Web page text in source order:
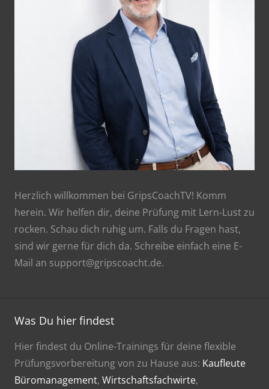
Herzlich willkommen bei GripsCoachTV! Komm
herein. Wir helfen dir, deine Prüfung mit Lern-Lust zu
rocken. Schau dich ruhig um. Falls du Fragen hast,
sind wir gerne für dich da. Schreibe einfach eine E-
Mail an support@gripscoacht.de.
Was Du hier findest
Hier findest du Online-Trainings für deine flexible
Prüfungsvorbereitung von zu Hause aus: Kaufleute
Büromanagement, Wirtschaftsfachwirte,